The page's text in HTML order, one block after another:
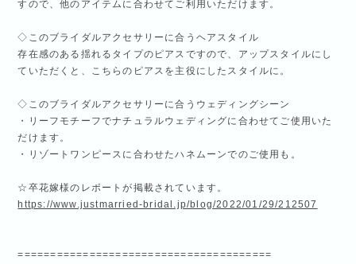
すので、他のアイテムに合わせてご利用いただけます。
◇このブライダルアクセサリーに合うヘアスタイル
存在感のある揺れるタイプのピアスですので、アップスタイルにし
ていただくと、こちらのピアスを主役にしたスタイルに。
◇このブライダルアクセサリーに合うウェディングシーン
・リーフモチーフでナチュラルウェディングに合わせてご使用いた
だけます。
・リゾートワンピースに合わせたハネムーンでのご使用も。
☆卒花嫁様のレポートが掲載されています。
https://www.justmarried-bridal.jp/blog/2022/01/29/212507
=======================================